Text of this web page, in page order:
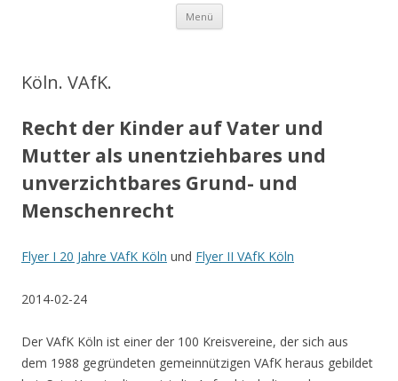
Menü Zum
springen
Köln. VAfK.
Recht der Kinder auf Vater und
Mutter als unentziehbares und
unverzichtbares Grund- und
Menschenrecht
Flyer I 20 Jahre VAfK Köln und Flyer II VAfK Köln
2014-02-24
Der VAfK Köln ist einer der 100 Kreisvereine, der sich aus
dem 1988 gegründeten gemeinnützigen VAfK heraus gebildet